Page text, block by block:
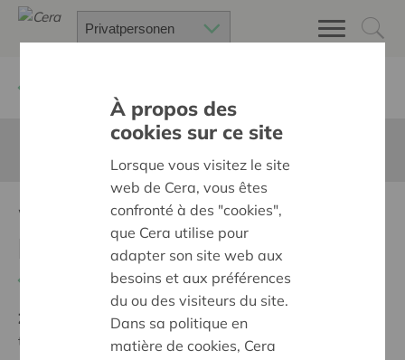
Workshop soundsystem
bouwen
Ziel:
Des quartiers chaleureux et bienveillants pour
tous
À propos des
cookies sur ce site
Lorsque vous visitez le site
web de Cera, vous êtes
confronté à des "cookies",
que Cera utilise pour
adapter son site web aux
besoins et aux préférences
du ou des visiteurs du site.
Dans sa politique en
matière de cookies, Cera